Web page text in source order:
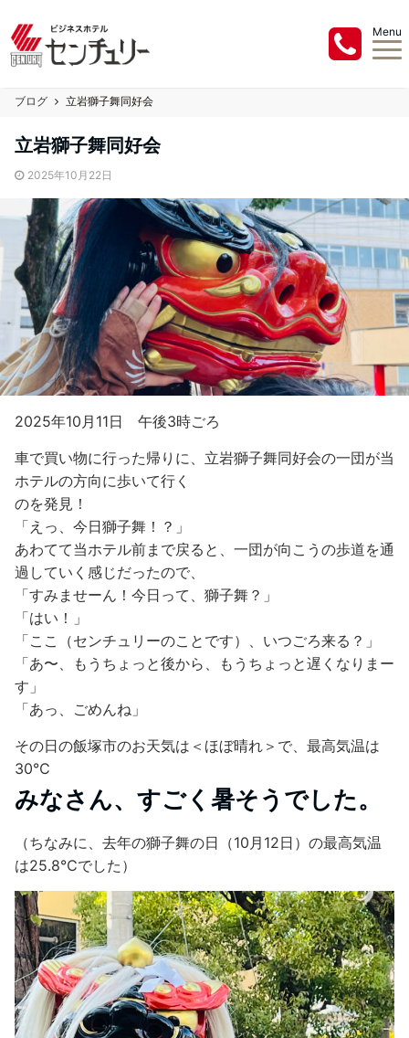
Menu
ブログ 立岩獅子舞同好会
立岩獅子舞同好会
2025年10月22日
2025年10月11日 午後3時ごろ
車で買い物に行った帰りに、立岩獅子舞同好会の一団が当
ホテルの方向に歩いて行く
のを発見！
「えっ、今日獅子舞！？」
あわてて当ホテル前まで戻ると、一団が向こうの歩道を通
過していく感じだったので、
「すみませーん！今日って、獅子舞？」
「はい！」
「ここ（センチュリーのことです）、いつごろ来る？」
「あ〜、もうちょっと後から、もうちょっと遅くなりまー
す」
「あっ、ごめんね」
その日の飯塚市のお天気は＜ほぼ晴れ＞で、最高気温は
30℃
みなさん、すごく暑そうでした。
（ちなみに、去年の獅子舞の日（10月12日）の最高気温
は25.8℃でした）